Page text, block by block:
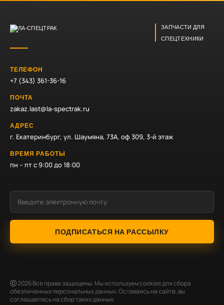
ЗАПЧАСТИ ДЛЯ
СПЕЦТЕХНИКИ
ТЕЛЕФОН
+7 (343) 361-36-16
ПОЧТА
zakaz.last@la-spectrak.ru
АДРЕС
г. Екатеринбург, ул. Шаумяна, 73А, оф 309, 3-й этаж
ВРЕМЯ РАБОТЫ
пн – пт с 9:00 до 18:00
ПОДПИСАТЬСЯ НА РАССЫЛКУ
2026Все права защищены. Мы используем cookies для сбора
обезличенных персональных данных. Оставаясь на сайте, вы
соглашаетесь на сбор таких данных.